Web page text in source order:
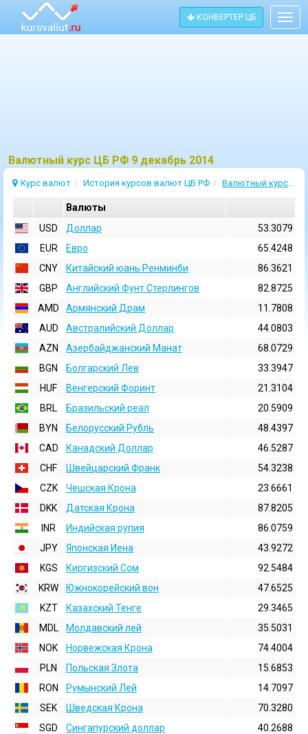
КОНВЕРТЕР ЦБ
Bалютный курс ЦБ РФ 9 декабрь 2014
Курс валют История курсов валют ЦБ РФ Валютный курс 9 Декабрь 2014
Валюты
USD
Доллар
53.3079
EUR
Евро
65.4248
CNY
Китайский юань Ренминби
86.3621
GBP
Английский Фунт Стерлингов
82.8725
AMD
Армянский Драм
11.7808
AUD
Австралийский Доллар
44.0803
AZN
Азербайджанский Манат
68.0729
BGN
Болгарский Лев
33.3947
HUF
Венгерский Форинт
21.3104
BRL
Бразильский реал
20.5909
BYN
Белорусский Рубль
48.4397
CAD
Канадский Доллар
46.5287
CHF
Швейцарский Франк
54.3238
CZK
Чешская Крона
23.6661
DKK
Датская Крона
87.8205
INR
Индийская pупия
86.0759
JPY
Японская Иена
43.9272
KGS
Киргизский Сом
92.5484
KRW
Южнокорейский вон
47.6525
KZT
Казахский Тенге
29.3465
MDL
Молдавский лей
35.5031
NOK
Норвежская Крона
74.4004
PLN
Польская Злота
15.6853
RON
Румынский Лей
14.7097
SEK
Шведская Крона
70.3280
SGD
Сингапурский доллар
40.2688